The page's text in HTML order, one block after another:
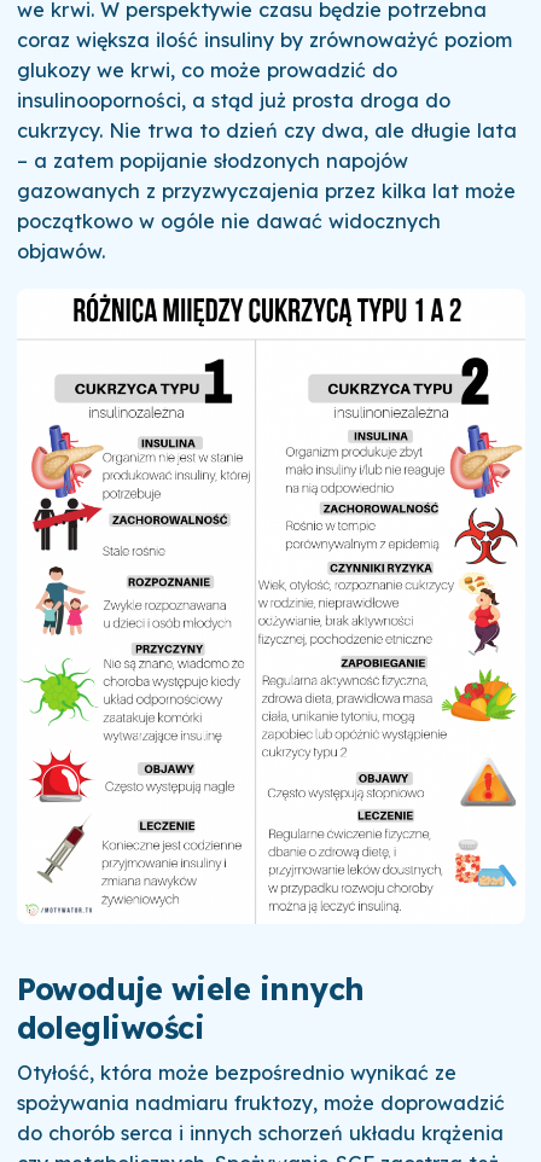
we krwi. W perspektywie czasu będzie potrzebna
coraz większa ilość insuliny by zrównoważyć poziom
glukozy we krwi, co może prowadzić do
insulinooporności, a stąd już prosta droga do
cukrzycy. Nie trwa to dzień czy dwa, ale długie lata
– a zatem popijanie słodzonych napojów
gazowanych z przyzwyczajenia przez kilka lat może
początkowo w ogóle nie dawać widocznych
objawów.
Powoduje wiele innych
dolegliwości
Otyłość, która może bezpośrednio wynikać ze
spożywania nadmiaru fruktozy, może doprowadzić
do chorób serca i innych schorzeń układu krążenia